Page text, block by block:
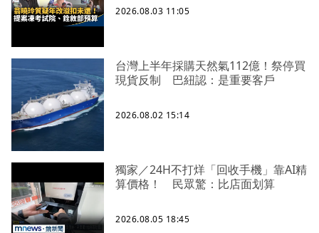
2026.08.03 11:05
台灣上半年採購天然氣112億！祭停買
現貨反制 巴紐認：是重要客戶
2026.08.02 15:14
獨家／24H不打烊「回收手機」靠AI精
算價格！ 民眾驚：比店面划算
2026.08.05 18:45